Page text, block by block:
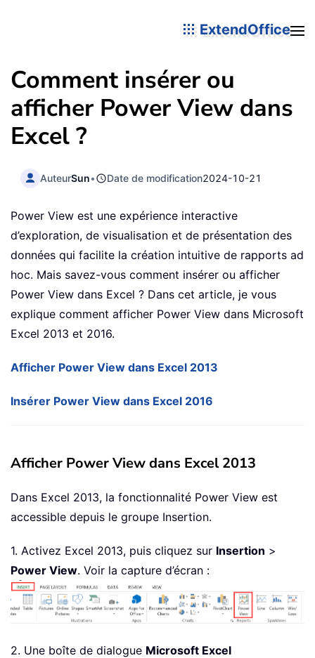
ExtendOffice
Comment insérer ou
afficher Power View dans
Excel ?
AuteurSun• Date de modification2024-10-21
Power View est une expérience interactive
d’exploration, de visualisation et de présentation des
données qui facilite la création intuitive de rapports ad
hoc. Mais savez-vous comment insérer ou afficher
Power View dans Excel ? Dans cet article, je vous
explique comment afficher Power View dans Microsoft
Excel 2013 et 2016.
Afficher Power View dans Excel 2013
Insérer Power View dans Excel 2016
Afficher Power View dans Excel 2013
Dans Excel 2013, la fonctionnalité Power View est
accessible depuis le groupe Insertion.
1. Activez Excel 2013, puis cliquez sur Insertion >
Power View. Voir la capture d’écran :
2. Une boîte de dialogue Microsoft Excel